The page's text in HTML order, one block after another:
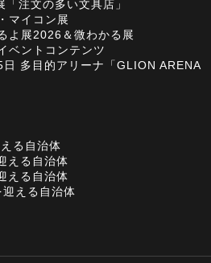
注文の多い文具店」
マイコン展
よ展2026＆微わかる展
ベントコンテンツ
多目的アリーナ「GLION ARENA
る自治体
える自治体
える自治体
える自治体